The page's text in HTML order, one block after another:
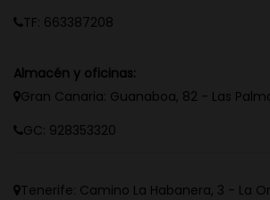
TF: 663387208
Almacén y oficinas:
Gran Canaria: Guanaboa, 82 - Las
GC: 928353320
Tenerife: Camino La Habanera, 3 - La